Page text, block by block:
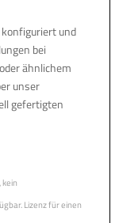
und
bei
ähnlichem
unser
gefertigten
Lizenz für einen